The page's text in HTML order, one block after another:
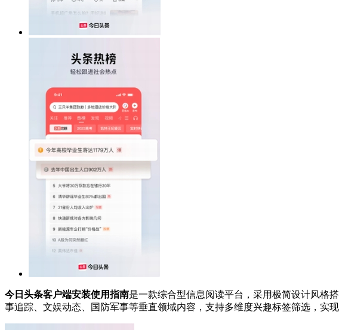
今日头条客户端安装使用指南是一款综合型信息阅读平台，采用极简设计风格
事追踪、文娱动态、国防军事等垂直领域内容，支持多维度兴趣标签筛选，实现